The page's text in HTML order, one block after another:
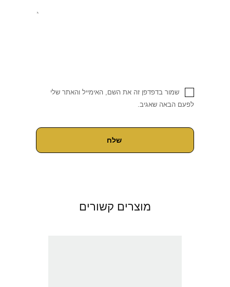
שמור בדפדפן זה את השם, האימייל והאתר שלי
לפעם הבאה שאגיב.
מוצרים קשורים